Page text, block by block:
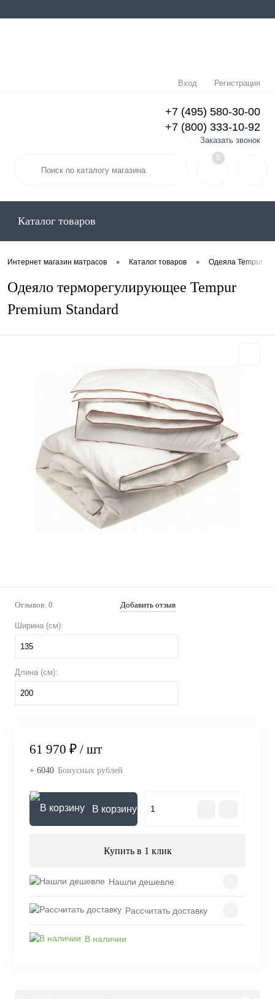
Вход Регистрация
+7 (495) 580-30-00
+7 (800) 333-10-92
Заказать звонок
0
Каталог товаров
Интернет магазин матрасов • Каталог товаров • Одеяла Tempur
Одеяло терморегулирующее Tempur
Premium Standard
Отзывов: 0 Добавить отзыв
Ширина (см):
135
Длина (см):
200
61 970 ₽ / шт
+ 6040 Бонусных рублей
В корзину
Купить в 1 клик
Нашли дешевле
Рассчитать доставку
В наличии